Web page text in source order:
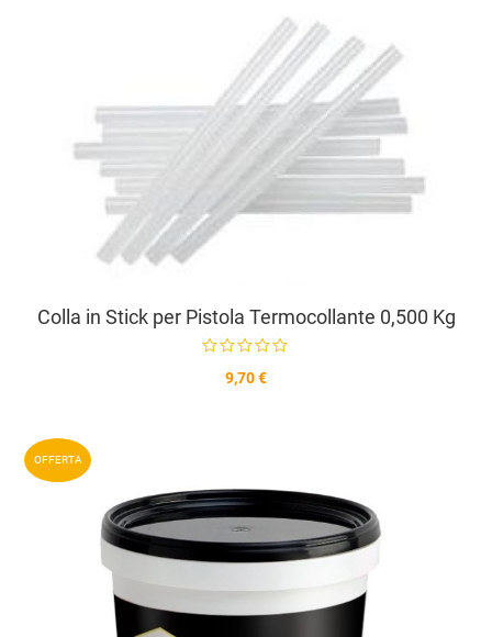
Colla in Stick per Pistola Termocollante 0,500 Kg
9,70 €
OFFERTA